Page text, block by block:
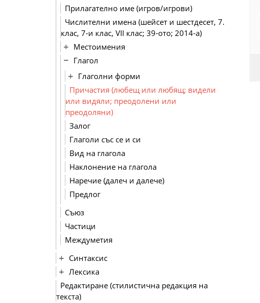
Прилагателно име (игров/игрови)
Числителни имена (шейсет и шестдесет, 7.
клас, 7-и клас, VІІ клас; 39-ото; 2014-а)
Местоимения
Глагол
Глаголни форми
Причастия (любещ или любящ; видели
или видяли; преодолени или
преодоляни)
Залог
Глаголи със се и си
Вид на глагола
Наклонение на глагола
Наречие (далеч и далече)
Предлог
Съюз
Частици
Междуметия
Синтаксис
Лексика
Редактиране (стилистична редакция на
текста)